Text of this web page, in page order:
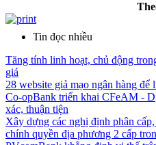
Tin đọc nhiều
Tăng tính linh hoạt, chủ động
giá
28 website giả mạo ngân hàng để
Co-opBank triển khai CFeAM -
xác, thuận tiện
Xây dựng các nghị định phân
chính quyền địa phương 2 cấp